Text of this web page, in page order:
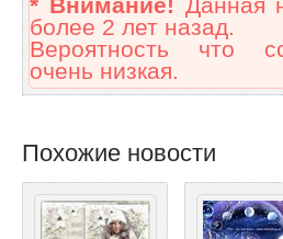
* Внимание! Данная
более 2 лет назад.
Вероятность что
очень низкая.
Похожие новости